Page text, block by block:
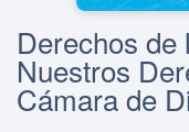
Derechos
Nuestros
Cámara de